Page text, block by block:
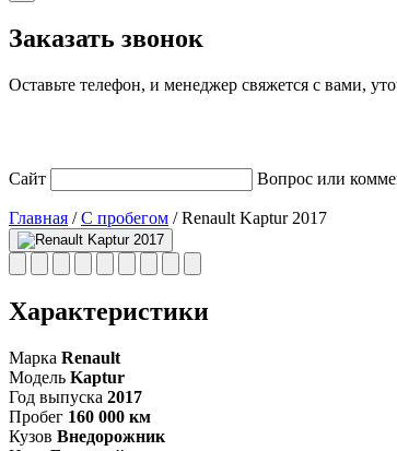
Заказать звонок
Оставьте телефон, и менеджер свяжется с вами,
Сайт Вопрос или
Главная /С пробегом /Renault Kaptur 2017
Характеристики
Марка Renault
Модель Kaptur
Год выпуска 2017
Пробег 160 000 км
Кузов Внедорожник